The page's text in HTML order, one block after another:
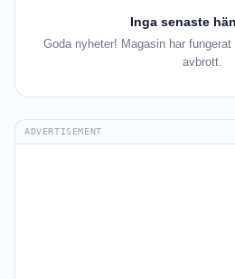
Inga senaste
Goda nyheter! Magasin har
avbrott.
ADVERTISEMENT